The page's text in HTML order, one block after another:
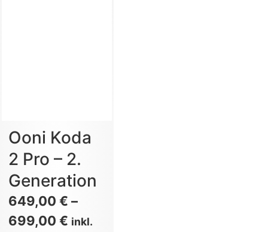
Ooni Koda
2 Pro – 2.
Generation
649,00€ –
699,00€ inkl.